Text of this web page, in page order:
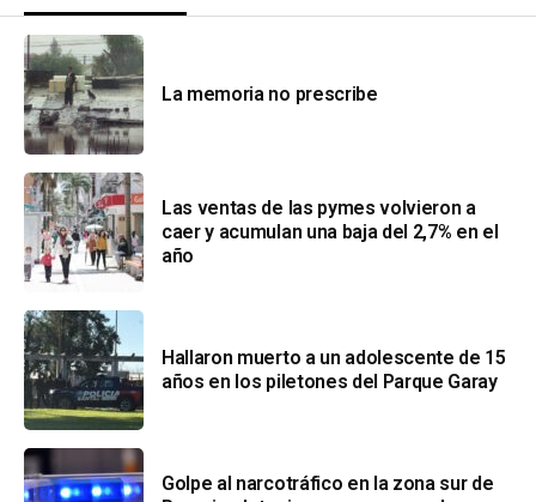
La memoria no prescribe
Las ventas de las pymes volvieron a
caer y acumulan una baja del 2,7% en el
año
Hallaron muerto a un adolescente de 15
años en los piletones del Parque Garay
Golpe al narcotráfico en la zona sur de